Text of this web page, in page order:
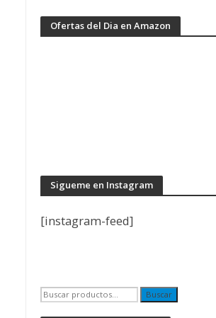
Ofertas del Dia en Amazon
Sigueme en Instagram
[instagram-feed]
Buscar
por:
Buscar